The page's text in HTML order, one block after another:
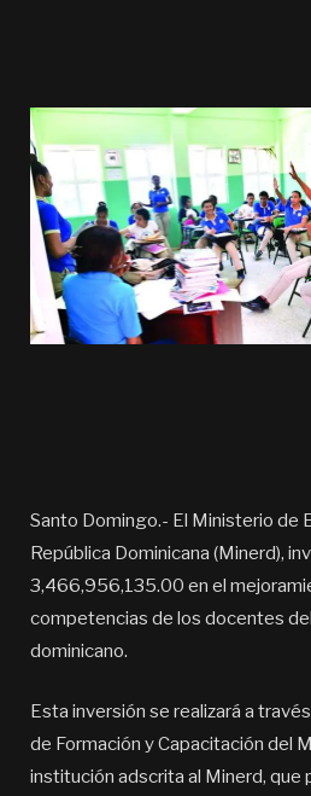
Santo Domingo.- El Ministerio de
República Dominicana (Minerd),
3,466,956,135.00 en el
competencias de los docentes
dominicano.
Esta inversión se realizará a
de Formación y Capacitación del
institución adscrita al Minerd, que